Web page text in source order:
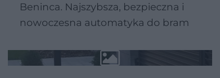
Beninca. Najszybsza, bezpieczna i
nowoczesna automatyka do bram